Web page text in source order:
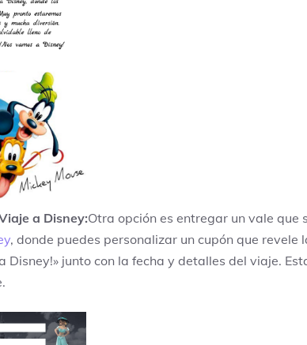
a Disney:Otra opción es entregar un vale que
, donde puedes personalizar un cupón que
Disney!» junto con la fecha y detalles del viaje.